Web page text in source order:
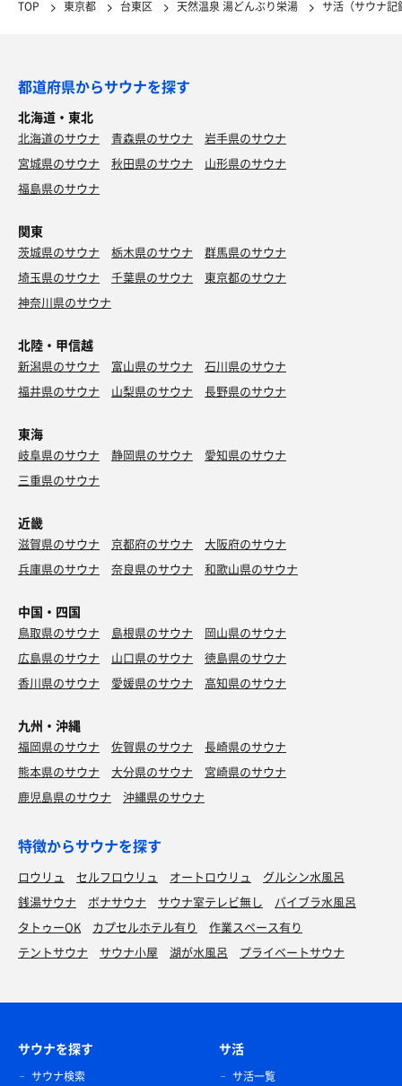
TOP 東京都 台東区 天然温泉 湯どんぶり栄湯 サ活（サウナ記
都道府県からサウナを探す
北海道・東北
北海道のサウナ 青森県のサウナ
岩手県のサウナ
宮城県のサウナ
秋田県のサウナ
山形県のサウナ
福島県のサウナ
関東
茨城県のサウナ 栃木県のサウナ
群馬県のサウナ
埼玉県のサウナ
千葉県のサウナ
東京都のサウナ
神奈川県のサウナ
北陸・甲信越
新潟県のサウナ 富山県のサウナ
石川県のサウナ
福井県のサウナ
山梨県のサウナ 長野県のサウナ
東海
岐阜県のサウナ 静岡県のサウナ
愛知県のサウナ
三重県のサウナ
近畿
滋賀県のサウナ 京都府のサウナ
大阪府のサウナ
兵庫県のサウナ
奈良県のサウナ 和歌山県のサウナ
中国・四国
鳥取県のサウナ 島根県のサウナ
岡山県のサウナ
広島県のサウナ
山口県のサウナ
徳島県のサウナ
香川県のサウナ
愛媛県のサウナ 高知県のサウナ
九州・沖縄
福岡県のサウナ 佐賀県のサウナ
長崎県のサウナ
熊本県のサウナ
大分県のサウナ
宮崎県のサウナ
鹿児島県のサウナ
沖縄県のサウナ
特徴からサウナを探す
ロウリュ セルフロウリュ オートロウリュ
グルシン水風呂
銭湯サウナ
ボナサウナ サウナ室テレビ無し
バイブラ水風呂
タトゥーOK
カプセルホテル有り
作業スペース有り
テントサウナ
サウナ小屋 湖が水風呂 プライベートサウナ
サウナを探す
サウナ検索
サ活
サ活一覧